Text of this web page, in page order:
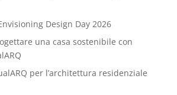
Design Day 2026
una casa sostenibile con
per l’architettura residenziale